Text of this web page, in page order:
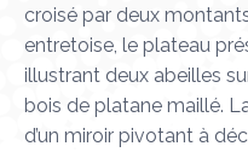
croisé par deux
entretoise, le plateau
illustrant deux abeilles
bois de platane maillé.
d’un miroir pivotant à